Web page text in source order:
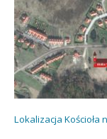
Lokalizacja Kościoła